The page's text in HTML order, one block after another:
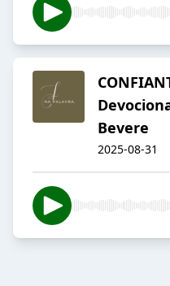
Bevere
2025-08-31